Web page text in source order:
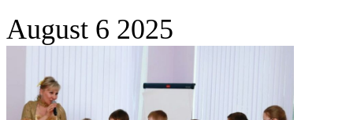
August 6 2025